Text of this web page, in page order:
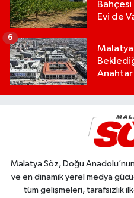
Bahçesi
Evi de
Anahtar
6
Malatya Söz, Doğu
ve en dinamik yerel medya
tüm gelişmeleri, tarafsızlık